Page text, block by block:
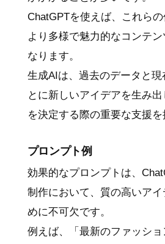
ChatGPTを使えば、これらの
より多様で魅力的なコンテ
なります。
生成AIは、過去のデータと現
とに新しいアイデアを生み
を決定する際の重要な支援を
プロンプト例
効果的なプロンプトは、
制作において、質の高いア
めに不可欠です。
例えば、「最新のファッシ